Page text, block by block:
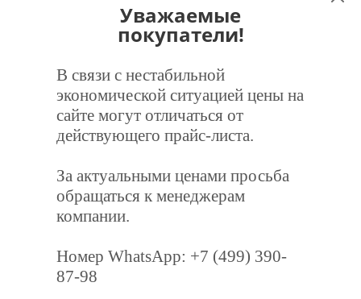
Характеристики
Отзывы
Задать вопрос
Наличие
Рекомендуем
Уважаемые
покупатели!
В связи с нестабильной
экономической ситуацией цены на
сайте могут отличаться от
действующего прайс-листа.
За актуальными ценами просьба
обращаться к менеджерам
компании.
Номер WhatsApp: +7 (499) 390-
87-98